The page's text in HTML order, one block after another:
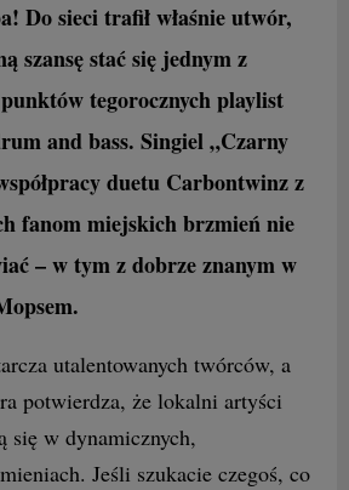
Do sieci trafił właśnie utwór,
szansę stać się jednym z
tegorocznych playlist
and bass. Singiel „Czarny
duetu Carbontwinz z
fanom miejskich brzmień nie
– w tym z dobrze znanym w
utalentowanych twórców, a
potwierdza, że lokalni artyści
się w dynamicznych,
Jeśli szukacie czegoś, co